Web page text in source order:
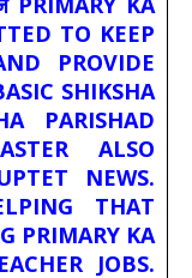
TO KEEP
PROVIDE
SHIKSHA
PARISHAD
ALSO
NEWS.
THAT
PRIMARY KA
JOBS.